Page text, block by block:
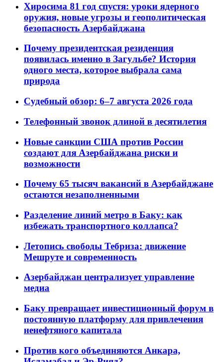
Хиросима 81 год спустя: уроки ядерного
оружия, новые угрозы и геополитическая
безопасность Азербайджана
Почему президентская резиденция
появилась именно в Загульбе? История
одного места, которое выбрала сама
природа
Судебный обзор: 6–7 августа 2026 года
Телефонный звонок длиной в десятилетия
Новые санкции США против России
создают для Азербайджана риски и
возможности
Почему 65 тысяч вакансий в Азербайджане
остаются незаполненными
Разделение линий метро в Баку: как
избежать транспортного коллапса?
Летопись свободы Тебриза: движение
Мешруте и современность
Азербайджан централизует управление
медиа
Баку превращает инвестиционный форум в
постоянную платформу для привлечения
ненефтяного капитала
Против кого объединяются Анкара,